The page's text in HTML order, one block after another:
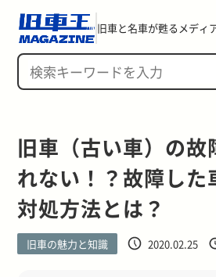
旧車と名車が甦るメディ
旧車（古い車）の故
れない！？故障した
対処方法とは？
旧車の魅力と知識 2020.02.25